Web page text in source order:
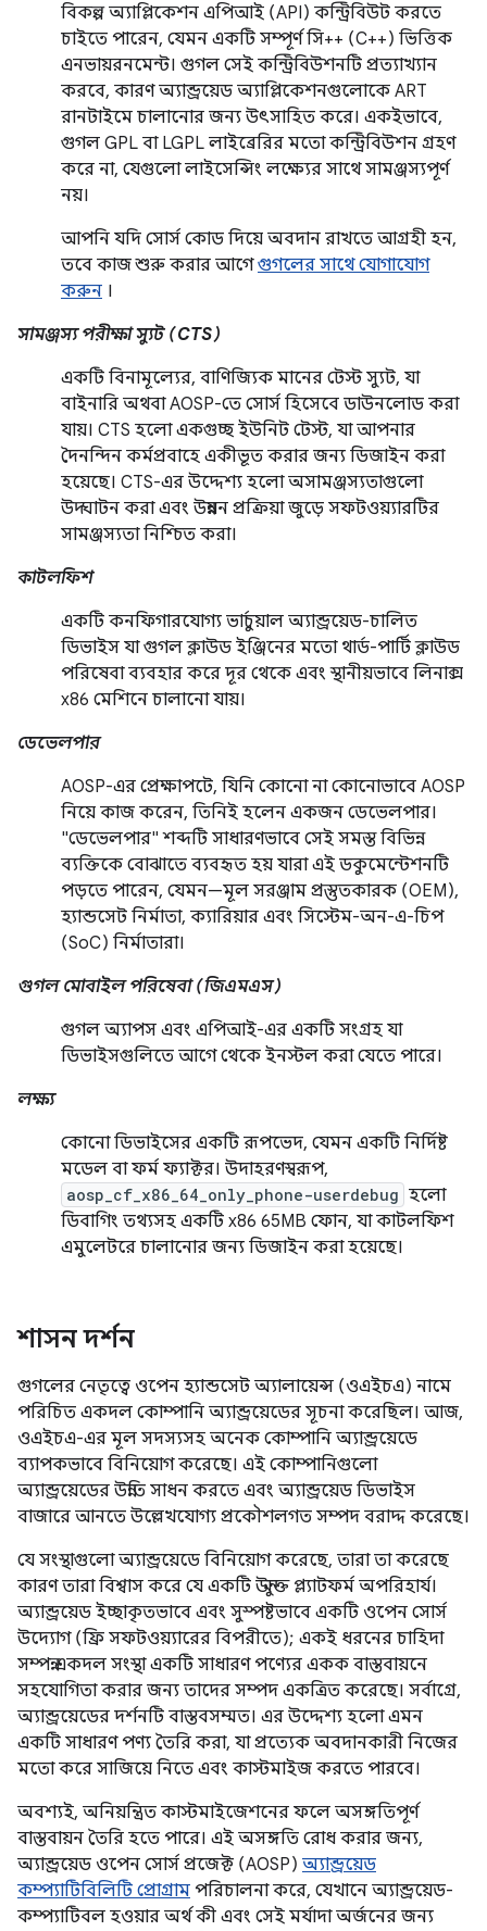
বিকল্প অ্যাপ্লিকেশন এপিআই (API) কন্ট্রিবিউট করতে
চাইতে পারেন, যেমন একটি সম্পূর্ণ সি++ (C++) ভিত্তিক
এনভায়রনমেন্ট। গুগল সেই কন্ট্রিবিউশনটি প্রত্যাখ্যান
করবে, কারণ অ্যান্ড্রয়েড অ্যাপ্লিকেশনগুলোকে ART
রানটাইমে চালানোর জন্য উৎসাহিত করে। একইভাবে,
গুগল GPL বা LGPL লাইব্রেরির মতো কন্ট্রিবিউশন গ্রহণ
করে না, যেগুলো লাইসেন্সিং লক্ষ্যের সাথে সামঞ্জস্যপূর্ণ
নয়।
আপনি যদি সোর্স কোড দিয়ে অবদান রাখতে আগ্রহী হন,
তবে কাজ শুরু করার আগেগুগলের সাথে যোগাযোগ
করুন ।
সামঞ্জস্য পরীক্ষা স্যুট (CTS)
একটি বিনামূল্যের, বাণিজ্যিক মানের টেস্ট স্যুট, যা
বাইনারি অথবা AOSP-তে সোর্স হিসেবে ডাউনলোড করা
যায়। CTS হলো একগুচ্ছ ইউনিট টেস্ট, যা আপনার
দৈনন্দিন কর্মপ্রবাহে একীভূত করার জন্য ডিজাইন করা
হয়েছে। CTS-এর উদ্দেশ্য হলো অসামঞ্জস্যতাগুলো
উদ্ঘাটন করা এবং উন্নয়ন প্রক্রিয়া জুড়ে সফটওয়্যারটির
সামঞ্জস্যতা নিশ্চিত করা।
কাটলফিশ
একটি কনফিগারযোগ্য ভার্চুয়াল অ্যান্ড্রয়েড-চালিত
ডিভাইস যা গুগল ক্লাউড ইঞ্জিনের মতো থার্ড-পার্টি ক্লাউড
পরিষেবা ব্যবহার করে দূর থেকে এবং স্থানীয়ভাবে লিনাক্স
x86 মেশিনে চালানো যায়।
ডেভেলপার
AOSP-এর প্রেক্ষাপটে, যিনি কোনো না কোনোভাবে AOSP
নিয়ে কাজ করেন, তিনিই হলেন একজন ডেভেলপার।
"ডেভেলপার" শব্দটি সাধারণভাবে সেই সমস্ত বিভিন্ন
ব্যক্তিকে বোঝাতে ব্যবহৃত হয় যারা এই ডকুমেন্টেশনটি
পড়তে পারেন, যেমন—মূল সরঞ্জাম প্রস্তুতকারক (OEM),
হ্যান্ডসেট নির্মাতা, ক্যারিয়ার এবং সিস্টেম-অন-এ-চিপ
(SoC) নির্মাতারা।
গুগল মোবাইল পরিষেবা (জিএমএস)
গুগল অ্যাপস এবং এপিআই-এর একটি সংগ্রহ যা
ডিভাইসগুলিতে আগে থেকে ইনস্টল করা যেতে পারে।
লক্ষ্য
কোনো ডিভাইসের একটি রূপভেদ, যেমন একটি নির্দিষ্ট
মডেল বা ফর্ম ফ্যাক্টর। উদাহরণস্বরূপ,
aosp_cf_x86_64_only_phone-userdebug হলো
ডিবাগিং তথ্যসহ একটি x86 65MB ফোন, যা কাটলফিশ
এমুলেটরে চালানোর জন্য ডিজাইন করা হয়েছে।
শাসন ​​দর্শন
গুগলের নেতৃত্বে ওপেন হ্যান্ডসেট অ্যালায়েন্স (ওএইচএ) নামে
পরিচিত একদল কোম্পানি অ্যান্ড্রয়েডের সূচনা করেছিল। আজ,
ওএইচএ-এর মূল সদস্যসহ অনেক কোম্পানি অ্যান্ড্রয়েডে
ব্যাপকভাবে বিনিয়োগ করেছে। এই কোম্পানিগুলো
অ্যান্ড্রয়েডের উন্নতি সাধন করতে এবং অ্যান্ড্রয়েড ডিভাইস
বাজারে আনতে উল্লেখযোগ্য প্রকৌশলগত সম্পদ বরাদ্দ করেছে।
যে সংস্থাগুলো অ্যান্ড্রয়েডে বিনিয়োগ করেছে, তারা তা করেছে
কারণ তারা বিশ্বাস করে যে একটি উন্মুক্ত প্ল্যাটফর্ম অপরিহার্য।
অ্যান্ড্রয়েড ইচ্ছাকৃতভাবে এবং সুস্পষ্টভাবে একটি ওপেন সোর্স
উদ্যোগ (ফ্রি সফটওয়্যারের বিপরীতে); একই ধরনের চাহিদা
সম্পন্ন একদল সংস্থা একটি সাধারণ পণ্যের একক বাস্তবায়নে
সহযোগিতা করার জন্য তাদের সম্পদ একত্রিত করেছে। সর্বাগ্রে,
অ্যান্ড্রয়েডের দর্শনটি বাস্তবসম্মত। এর উদ্দেশ্য হলো এমন
একটি সাধারণ পণ্য তৈরি করা, যা প্রত্যেক অবদানকারী নিজের
মতো করে সাজিয়ে নিতে এবং কাস্টমাইজ করতে পারবে।
অবশ্যই, অনিয়ন্ত্রিত কাস্টমাইজেশনের ফলে অসঙ্গতিপূর্ণ
বাস্তবায়ন তৈরি হতে পারে। এই অসঙ্গতি রোধ করার জন্য,
অ্যান্ড্রয়েড ওপেন সোর্স প্রজেক্ট (AOSP) অ্যান্ড্রয়েড
কম্প্যাটিবিলিটি প্রোগ্রাম পরিচালনা করে, যেখানে অ্যান্ড্রয়েড-
কম্প্যাটিবল হওয়ার অর্থ কী এবং সেই মর্যাদা অর্জনের জন্য